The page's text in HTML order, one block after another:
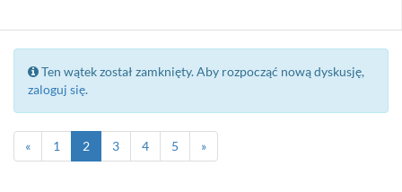
Ten wątek został zamknięty. Aby rozpocząć nową dyskusję,
zaloguj się.
« 1 2 3 4 5 »